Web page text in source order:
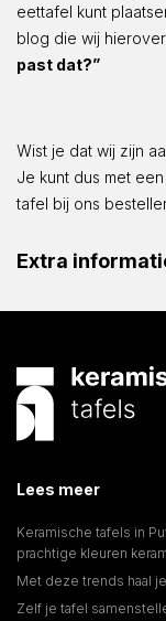
eettafel kunt
blog die wij
past dat?”
Wist je dat wij zijn
Je kunt dus met
tafel bij ons
Extra
Lees meer
Keramische tafels in
prachtige kleuren
Met deze trends haal
Zelf je tafel